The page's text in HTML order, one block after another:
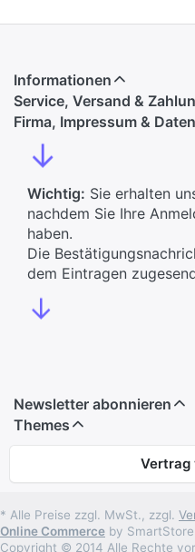
Informationen
Service, Versand &
Firma, Impressum &
↓
Wichtig: Sie erhalten
nachdem Sie Ihre
haben.
Die
dem Eintragen
↓
Newsletter abonnieren
Themes
Vertrag
* Alle Preise zzgl. MwSt., zzgl.
Online Commerce by
Copyright © 2014 Alle Rechte